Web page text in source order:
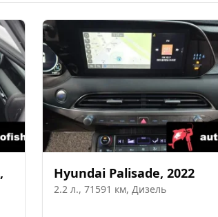
,
Hyundai Palisade, 2022
2.2 л., 71591 км, Дизель